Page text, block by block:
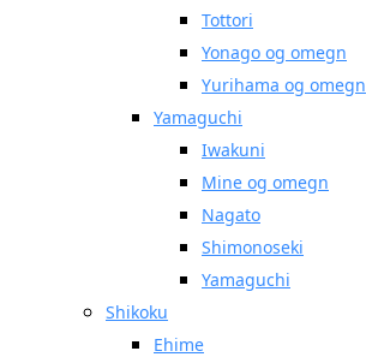
Tottori
Yonago og omegn
Yurihama og omegn
Yamaguchi
Iwakuni
Mine og omegn
Nagato
Shimonoseki
Yamaguchi
Shikoku
Ehime